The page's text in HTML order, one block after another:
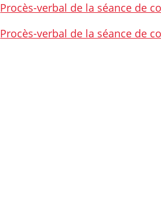
Procès-verbal de la séance de
Procès-verbal de la séance de